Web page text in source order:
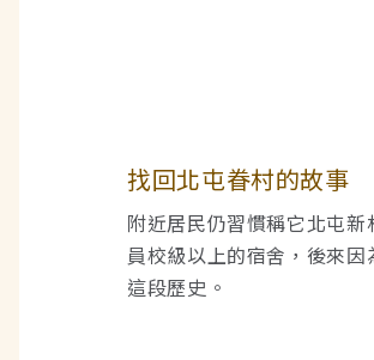
找回北屯眷村的故事
附近居民仍習慣稱它北屯
員校級以上的宿舍，後來
這段歷史。